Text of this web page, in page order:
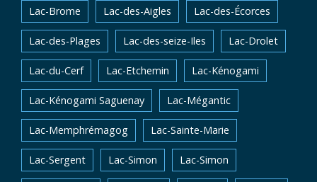
Lac-Brome Lac-des-Aigles Lac-des-Écorces
Lac-des-Plages Lac-des-seize-Iles Lac-Drolet
Lac-du-Cerf Lac-Etchemin Lac-Kénogami
Lac-Kénogami Saguenay Lac-Mégantic
Lac-Memphrémagog Lac-Sainte-Marie
Lac-Sergent Lac-Simon Lac-Simon